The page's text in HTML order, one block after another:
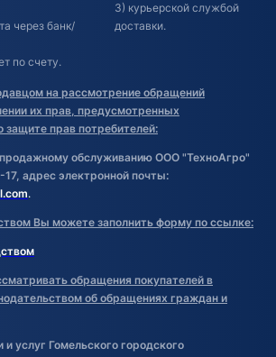
через банк/
по счету.
3) курьерской службой
доставки.
на рассмотрение обращений
их прав, предусмотренных
защите прав потребителей:
обслуживанию ООО "ТехноАгро"
адрес электронной почты:
.
Вы можете заполнить форму по ссылке:
обращения покупателей в
об обращениях граждан и
и услуг Гомельского городского